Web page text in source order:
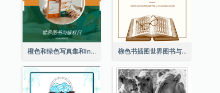
橙色和绿色写真集和Instagram版权日 棕色书插图世界图书与版权日Instagram帖子